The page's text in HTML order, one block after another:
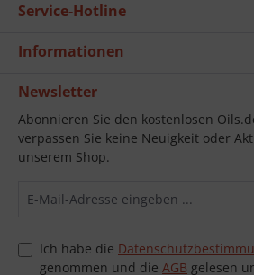
Service-Hotline
Informationen
Newsletter
Abonnieren Sie den kostenlosen
verpassen Sie keine Neuigkeit oder
unserem Shop.
Ich habe die
genommen und die AGB gelesen